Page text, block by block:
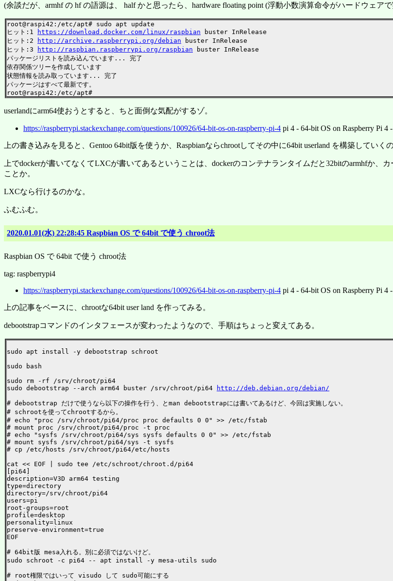
(余談だが、armhf の hf の語源は、 half かと思ったら、hardware floating point (浮動小数演算命令がハードウェア
root@raspi42:/etc/apt# sudo apt update
ヒット:1
https://download.docker.com/linux/raspbian buster InRelease
ヒット:2
http://archive.raspberrypi.org/debian buster InRelease
ヒット:3
http://raspbian.raspberrypi.org/raspbian buster InRelease
パッケージリストを読み込んでいます... 完了
依存関係ツリーを作成しています
状態情報を読み取っています... 完了
パッケージはすべて最新です。
userlandにarm64使おうとすると、ちと面倒な気配がするゾ。
https://raspberrypi.stackexchange.com/questions/100926/64-bit-os-on-raspberry-pi-4 pi 4 - 64-bit OS on Raspberry Pi 4
上の書き込みを見ると、Gentoo 64bit版を使うか、Raspbianならchrootしてその中に64bit userland を構築していく
上でdockerが書いてなくてLXCが書いてあるということは、dockerのコンテナランタイムだと32bitのarmhfか、
ことか。
LXCなら行けるのかな。
ふむふむ。
2020.01.01(水) 22:28:45 Raspbian OS で 64bit で使う chroot法
Raspbian OS で 64bit で使う chroot法
tag: raspberrypi4
https://raspberrypi.stackexchange.com/questions/100926/64-bit-os-on-raspberry-pi-4 pi 4 - 64-bit OS on Raspberry Pi 4
上の記事をベースに、chrootな64bit user land を作ってみる。
debootstrapコマンドのインタフェースが変わったようなので、手順はちょっと変えてある。
sudo apt install -y debootstrap schroot
sudo bash
sudo rm -rf /srv/chroot/pi64
sudo debootstrap --arch arm64 buster /srv/chroot/pi64
http://deb.debian.org/debian/
# debootstrap だけで使うなら以下の操作を行う、とman debootstrapには書いてあるけど、今回は実施しない。
# schrootを使ってchrootするから。
# echo "proc /srv/chroot/pi64/proc proc defaults 0 0" >> /etc/fstab
# mount proc /srv/chroot/pi64/proc -t proc
# echo "sysfs /srv/chroot/pi64/sys sysfs defaults 0 0" >> /etc/fstab
# mount sysfs /srv/chroot/pi64/sys -t sysfs
# cp /etc/hosts /srv/chroot/pi64/etc/hosts
cat << EOF | sudo tee /etc/schroot/chroot.d/pi64
[pi64]
description=V3D arm64 testing
type=directory
directory=/srv/chroot/pi64
users=pi
root-groups=root
profile=desktop
personality=linux
preserve-environment=true
EOF
# 64bit版 mesa入れる。別に必須ではないけど。
sudo schroot -c pi64 -- apt install -y mesa-utils sudo
# root権限ではいって visudo して sudo可能にする